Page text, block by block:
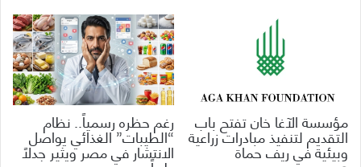
مؤسسة الآغا خان تفتح باب
التقديم لتنفيذ مبادرات زراعية
وبيئية في ريف حماة
رغم حظره رسمياً.. نظام
“الطيبات” الغذائي يواصل
الانتشار في مصر ويثير جدلاً